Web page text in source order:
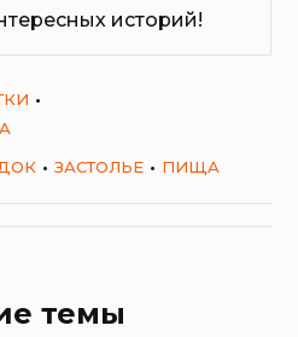
историй!
ЗАСТОЛЬЕ ПИЩА
темы